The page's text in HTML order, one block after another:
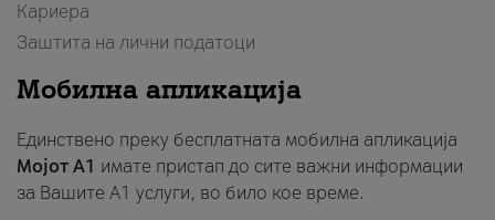
Кариера
Заштита на лични податоци
Мобилна апликација
Единствено преку бесплатната мобилна апликација
Мојот A1 имате пристап до сите важни информации
за Вашите A1 услуги, во било кое време.